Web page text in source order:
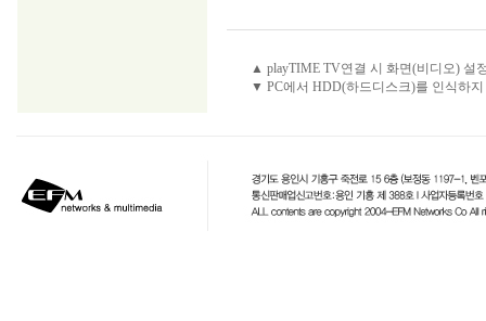
▲ playTIME TV연결 시 화면(비디오) 설
▼ PC에서 HDD(하드디스크)를 인식하